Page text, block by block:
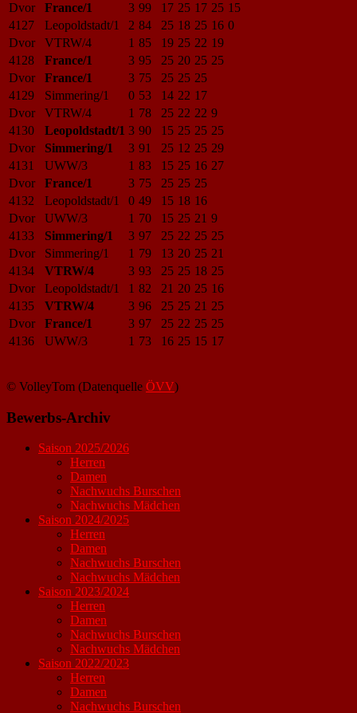
Dvor
France/1 3 99 17 25 17 25 15
4127
Leopoldstadt/1 2 84 25 18 25 16 0
Dvor
VTRW/4 1 85 19 25 22 19
4128
France/1 3 95 25 20 25 25
Dvor
France/1 3 75 25 25 25
4129
Simmering/1 0 53 14 22 17
Dvor
VTRW/4 1 78 25 22 22 9
4130
Leopoldstadt/1 3 90 15 25 25 25
Dvor
Simmering/1 3 91 25 12 25 29
4131
UWW/3 1 83 15 25 16 27
Dvor
France/1 3 75 25 25 25
4132
Leopoldstadt/1 0 49 15 18 16
Dvor
UWW/3 1 70 15 25 21 9
4133
Simmering/1 3 97 25 22 25 25
Dvor
Simmering/1 1 79 13 20 25 21
4134
VTRW/4 3 93 25 25 18 25
Dvor
Leopoldstadt/1 1 82 21 20 25 16
4135
VTRW/4 3 96 25 25 21 25
Dvor
France/1 3 97 25 22 25 25
4136
UWW/3 1 73 16 25 15 17
© VolleyTom (Datenquelle ÖVV)
Bewerbs-Archiv
Saison 2025/2026
Herren
Damen
Nachwuchs Burschen
Nachwuchs Mädchen
Saison 2024/2025
Herren
Damen
Nachwuchs Burschen
Nachwuchs Mädchen
Saison 2023/2024
Herren
Damen
Nachwuchs Burschen
Nachwuchs Mädchen
Saison 2022/2023
Herren
Damen
Nachwuchs Burschen